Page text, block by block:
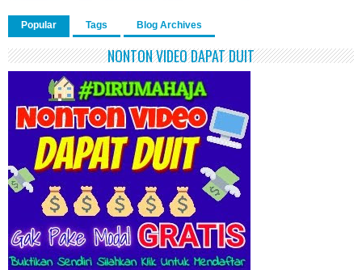
Popular Tags Blog Archives
NONTON VIDEO DAPAT DUIT